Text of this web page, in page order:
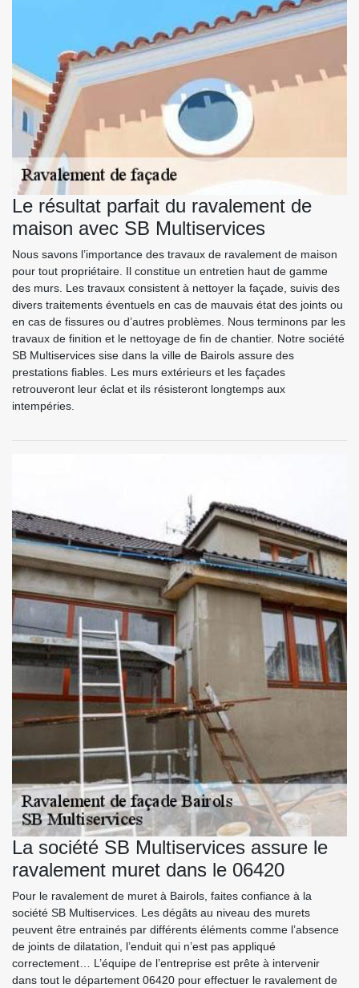
Le résultat parfait du ravalement de
maison avec SB Multiservices
Nous savons l’importance des travaux de ravalement de maison
pour tout propriétaire. Il constitue un entretien haut de gamme
des murs. Les travaux consistent à nettoyer la façade, suivis des
divers traitements éventuels en cas de mauvais état des joints ou
en cas de fissures ou d’autres problèmes. Nous terminons par les
travaux de finition et le nettoyage de fin de chantier. Notre société
SB Multiservices sise dans la ville de Bairols assure des
prestations fiables. Les murs extérieurs et les façades
retrouveront leur éclat et ils résisteront longtemps aux
intempéries.
La société SB Multiservices assure le
ravalement muret dans le 06420
Pour le ravalement de muret à Bairols, faites confiance à la
société SB Multiservices. Les dégâts au niveau des murets
peuvent être entrainés par différents éléments comme l’absence
de joints de dilatation, l’enduit qui n’est pas appliqué
correctement… L’équipe de l’entreprise est prête à intervenir
dans tout le département 06420 pour effectuer le ravalement de